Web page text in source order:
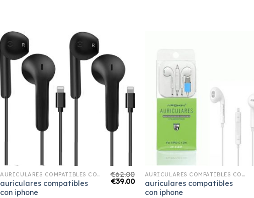
AURICULARES COMPATIBLES CON IPHONE
auriculares compatibles
con iphone
€62.00
€39.00
AURICULARES COMPATIBLES CON IPHONE
auriculares compatibles
con iphone